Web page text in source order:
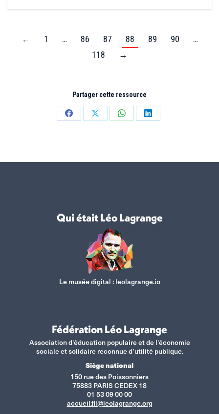
← 1 … 86 87 88 89 90
…
118
→
Partager cette ressource
PartagerPartagerPartagerPartager
Qui était Léo Lagrange
Le musée digital :leolagrange.io
Fédération Léo Lagrange
Association d'éducation populaire et de l'économie
sociale et solidaire reconnue d’utilité publique.
Siège national
150 rue des Poissonniers
75883 PARIS CEDEX 18
01 53 09 00 00
accueil.fll@leolagrange.org